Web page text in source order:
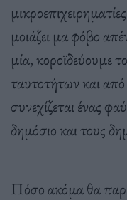
μοιάζει μα φόβο
μία, κοροϊδεύουμε
ταυτοτήτων και
συνεχίζεται ένας
δημόσιο και τους
Πόσο ακόμα θα